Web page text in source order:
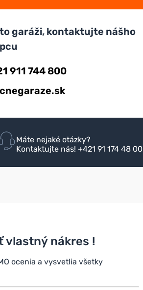
garáži, kontaktujte nášho
911 744 800
Máte nejaké otázky?
Kontaktujte nás! +421 91 174 48 00
vlastný nákres !
ocenia a vysvetlia všetky